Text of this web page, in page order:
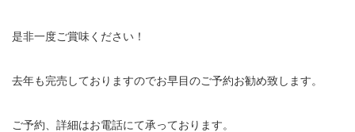
是非一度ご賞味ください！
去年も完売しておりますのでお早目のご予約お勧め致します。
ご予約、詳細はお電話にて承っております。